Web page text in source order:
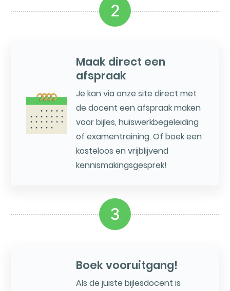
2
Maak direct een
afspraak
Je kan via onze site direct met
de docent een afspraak maken
voor bijles, huiswerkbegeleiding
of examentraining. Of boek een
kosteloos en vrijblijvend
kennismakingsgesprek!
3
Boek vooruitgang!
Als de juiste bijlesdocent is